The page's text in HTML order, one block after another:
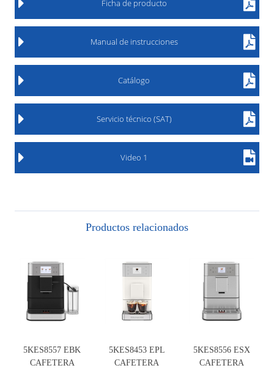
Ficha de producto
Manual de instrucciones
Catálogo
Servicio técnico (SAT)
Video 1
Productos relacionados
5KES8557 EBK
CAFETERA
5KES8453 EPL
CAFETERA
5KES8556 ESX
CAFETERA